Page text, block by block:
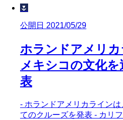
🌷
公開日 2021/05/29
ホランドアメリ
メキシコの文化
表
- ホランドアメリカライン
てのクルーズを発表 - カリ